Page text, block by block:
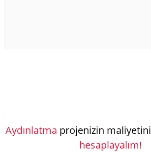
Aydınlatma projenizin maliyetini
hesaplayalım!